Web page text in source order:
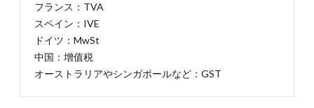
3.2.
3-2.消
費税が
かかる
出張経
費
4.
フランス：TVA
スペイン：IVE
ドイツ：MwSt
中国：增值税
オーストラリアやシンガポールなど：GST